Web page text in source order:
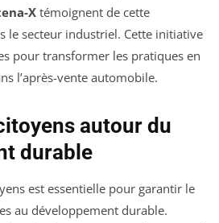
X témoignent de cette
le secteur industriel. Cette initiative
pour transformer les pratiques en
l’après-vente automobile.
autour du
durable
est essentielle pour garantir le
au développement durable.